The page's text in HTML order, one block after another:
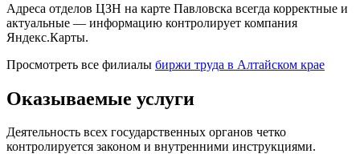
Адреса отделов ЦЗН на карте Павловска всегда корректные и
актуальные — информацию контролирует компания
Яндекс.Карты.
Просмотреть все филиалы биржи труда в Алтайском крае
Оказываемые услуги
Деятельность всех государственных органов четко
контролируется законом и внутренними инструкциями.